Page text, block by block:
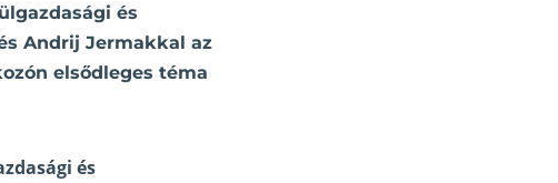
és
Andrij Jermakkal az
elsődleges téma
és